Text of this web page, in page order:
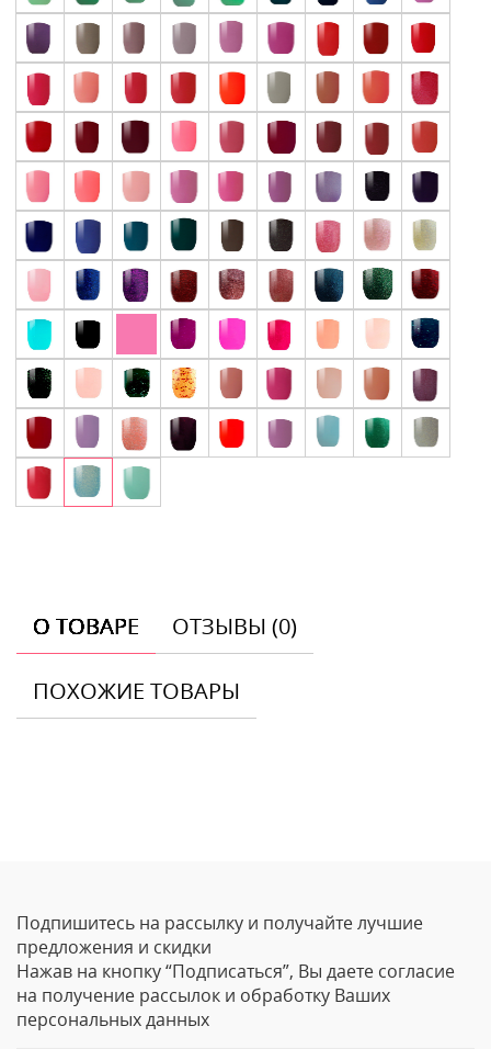
О ТОВАРЕ ОТЗЫВЫ (0)
ПОХОЖИЕ ТОВАРЫ
Ваше Имя
Email
Подпишитесь на рассылку и получайте лучшие
предложения и скидки
Нажав на кнопку “Подписаться”, Вы даете согласие
на получение рассылок и обработку Ваших
персональных данных